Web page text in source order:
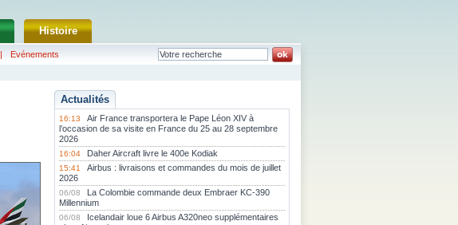
Histoire
|
Evénements
Actualités
16:13
Air France transportera le Pape Léon XIV à
l’occasion de sa visite en France du 25 au 28 septembre
2026
16:04 Daher Aircraft livre le 400e Kodiak
15:41
Airbus : livraisons et commandes du mois de juillet
2026
06/08
La Colombie commande deux Embraer KC-390
Millennium
06/08
Icelandair loue 6 Airbus A320neo supplémentaires